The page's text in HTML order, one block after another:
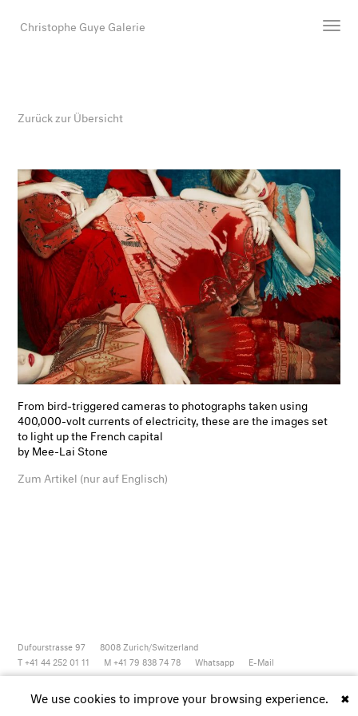
Christophe Guye Galerie
Shop
Galerie
Suche
E-Mail
EN
Zurück zur Übersicht
From bird-triggered cameras to photographs taken using
400,000-volt currents of electricity, these are the images set
to light up the French capital
by Mee-Lai Stone
Zum Artikel (nur auf Englisch)
Dufourstrasse 97 8008 Zurich/Switzerland
T +41 44 252 01 11
M +41 79 838 74 78 Whatsapp E-Mail
Newsletter Instagram Vimeo Youtube ✖
We use cookies to improve your browsing experience.